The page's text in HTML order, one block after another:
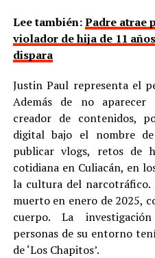
Lee también:Padre atrae
violador de hija de 11
dispara
Justin Paul representa el
Además de no
creador de contenidos,
digital bajo el nombre de
publicar vlogs, retos de
cotidiana en Culiacán, en
la cultura del narcotráfico.
muerto en enero de 2025,
cuerpo. La
personas de su entorno
de ‘Los Chapitos’.